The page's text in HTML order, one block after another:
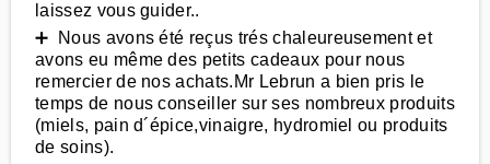
laissez vous guider..
➕ Nous avons été reçus trés chaleureusement et
avons eu même des petits cadeaux pour nous
remercier de nos achats.Mr Lebrun a bien pris le
temps de nous conseiller sur ses nombreux produits
(miels, pain d´épice,vinaigre, hydromiel ou produits
de soins).